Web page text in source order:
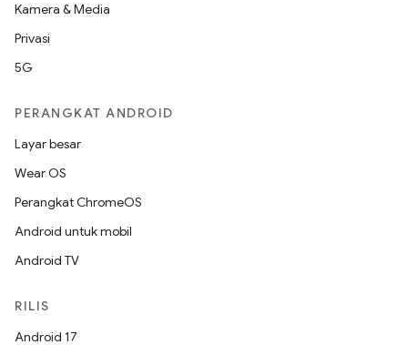
Kamera & Media
Privasi
5G
PERANGKAT ANDROID
Layar besar
Wear OS
Perangkat ChromeOS
Android untuk mobil
Android TV
RILIS
Android 17